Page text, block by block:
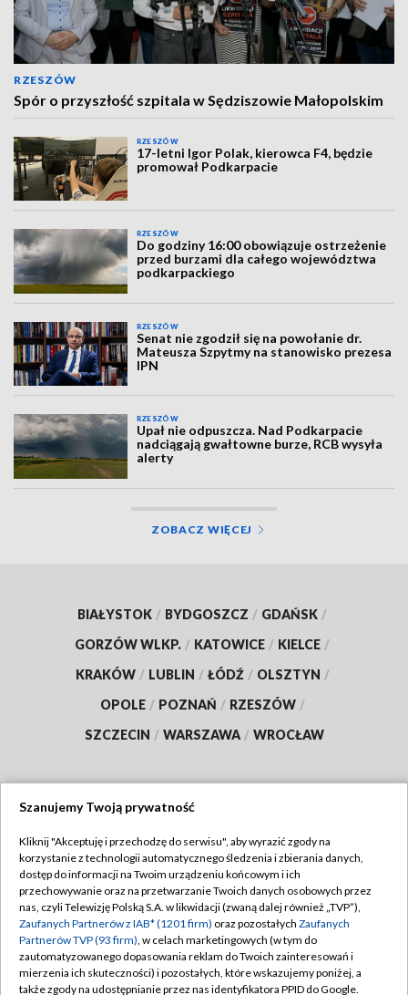
RZESZÓW
Spór o przyszłość szpitala w Sędziszowie Małopolskim
RZESZÓW
17-letni Igor Polak, kierowca F4, będzie
promował Podkarpacie
RZESZÓW
Do godziny 16:00 obowiązuje ostrzeżenie
przed burzami dla całego województwa
podkarpackiego
RZESZÓW
Senat nie zgodził się na powołanie dr.
Mateusza Szpytmy na stanowisko prezesa
IPN
RZESZÓW
Upał nie odpuszcza. Nad Podkarpacie
nadciągają gwałtowne burze, RCB wysyła
alerty
ZOBACZ WIĘCEJ
BIAŁYSTOK / BYDGOSZCZ / GDAŃSK /
GORZÓW WLKP. / KATOWICE / KIELCE /
KRAKÓW / LUBLIN / ŁÓDŹ / OLSZTYN /
OPOLE / POZNAŃ / RZESZÓW /
SZCZECIN / WARSZAWA / WROCŁAW
TVP
Abonament TVP
Emisja w TVP
Centrum informacji TVP
Naziemna Telewizja Cyfrowa
Regulamin TVP
Polityka prywatności
Moje zgody
Pomoc
Szanujemy Twoją prywatność
Kliknij "Akceptuję i przechodzę do serwisu", aby wyrazić zgody na
korzystanie z technologii automatycznego śledzenia i zbierania danych,
dostęp do informacji na Twoim urządzeniu końcowym i ich
przechowywanie oraz na przetwarzanie Twoich danych osobowych przez
nas, czyli Telewizję Polską S.A. w likwidacji (zwaną dalej również „TVP”),
Zaufanych Partnerów z IAB* (1201 firm) oraz pozostałych Zaufanych
Partnerów TVP (93 firm), w celach marketingowych (w tym do
zautomatyzowanego dopasowania reklam do Twoich zainteresowań i
mierzenia ich skuteczności) i pozostałych, które wskazujemy poniżej, a
także zgody na udostępnianie przez nas identyfikatora PPID do Google.